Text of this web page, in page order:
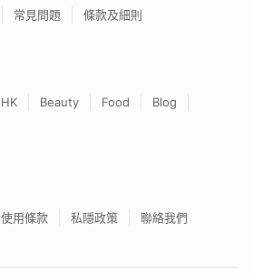
常見問題 條款及細則
HK Beauty Food
Blog
使用條款 私隱政策 聯絡我們